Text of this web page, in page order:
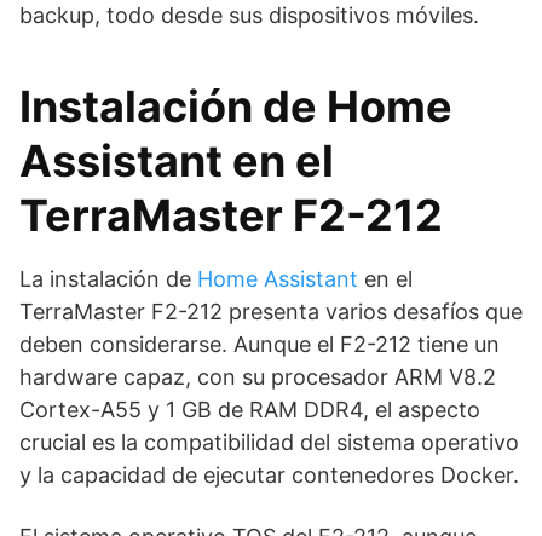
backup, todo desde sus dispositivos móviles.
Instalación de Home
Assistant en el
TerraMaster F2-212
La instalación de Home Assistant en el
TerraMaster F2-212 presenta varios desafíos que
deben considerarse. Aunque el F2-212 tiene un
hardware capaz, con su procesador ARM V8.2
Cortex-A55 y 1 GB de RAM DDR4, el aspecto
crucial es la compatibilidad del sistema operativo
y la capacidad de ejecutar contenedores Docker.